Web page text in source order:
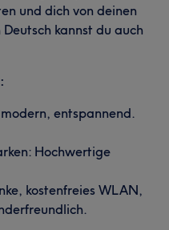
und dich von deinen
kannst du auch
entspannend.
Hochwertige
kostenfreies WLAN,